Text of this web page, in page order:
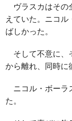
ヴラスカはその
えていた。ニコ
ばしかった。
そして不意に、
から離れ、同時に
ニコル・ボーラ
た。